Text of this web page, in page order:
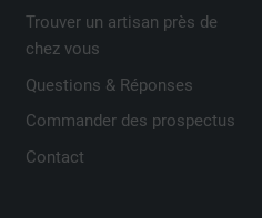
Trouver un artisan près de
chez vous
Questions & Réponses
Commander des prospectus
Contact
derrière une même adresse IP